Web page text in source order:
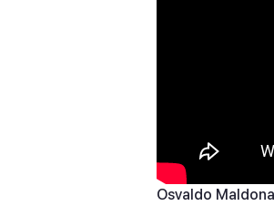
Osvaldo